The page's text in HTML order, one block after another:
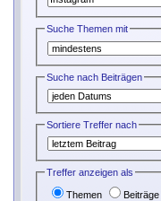
Suche Themen mit
Suche nach Beiträgen
Sortiere Treffer nach
Treffer anzeigen als
Themen Beiträge